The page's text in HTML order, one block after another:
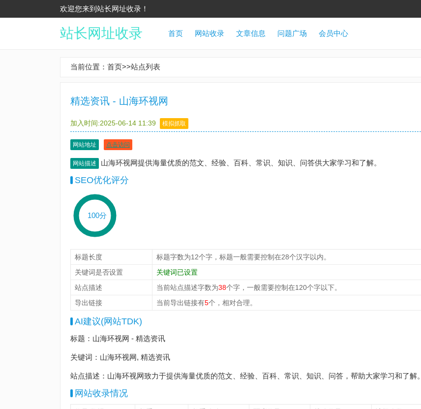
欢迎您来到站长网址收录！
站长网址收录 首页 网站收录 文章信息 问题广场 会员中心
当前位置： 首页>>站点列表
精选资讯 - 山海环视网
加入时间:2025-06-14 11:39 模拟抓取
网站地址 点击访问
网站描述 山海环视网提供海量优质的范文、经验、百科、常识、知识、问答供大家学习和了解。
SEO优化评分
100分
标题长度
标题字数为12个字，标题一般需要控制在28个汉字以内。
关键词是否设置
关键词已设置
站点描述
当前站点描述字数为38个字，一般需要控制在120个字以下。
导出链接
当前导出链接有5个，相对合理。
AI建议(网站TDK)
标题：山海环视网 - 精选资讯
关键词：山海环视网, 精选资讯
站点描述：山海环视网致力于提供海量优质的范文、经验、百科、常识、知识、问答，帮助大家学习和了解。
网站收录情况